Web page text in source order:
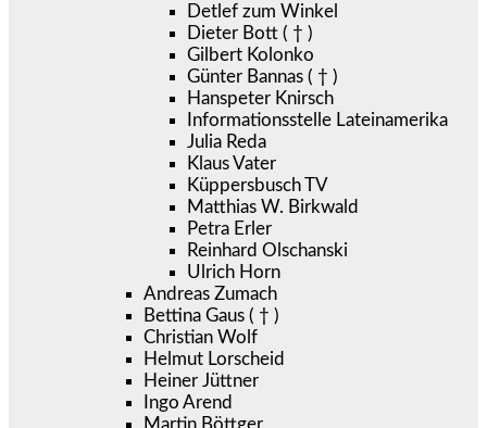
Detlef zum Winkel
Dieter Bott ( † )
Gilbert Kolonko
Günter Bannas ( † )
Hanspeter Knirsch
Informationsstelle Lateinamerika
Julia Reda
Klaus Vater
Küppersbusch TV
Matthias W. Birkwald
Petra Erler
Reinhard Olschanski
Ulrich Horn
Andreas Zumach
Bettina Gaus ( † )
Christian Wolf
Helmut Lorscheid
Heiner Jüttner
Ingo Arend
Martin Böttger